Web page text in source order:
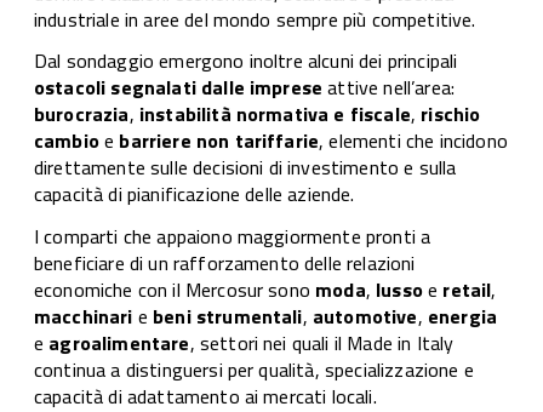
industriale in aree del mondo sempre più competitive.
Dal sondaggio emergono inoltre alcuni dei principali
ostacoli segnalati dalle imprese attive nell’area:
burocrazia, instabilità normativa e fiscale, rischio
cambioe barriere non tariffarie, elementi che incidono
direttamente sulle decisioni di investimento e sulla
capacità di pianificazione delle aziende.
I comparti che appaiono maggiormente pronti a
beneficiare di un rafforzamento delle relazioni
economiche con il Mercosur sono moda, lussoe retail,
macchinari e beni strumentali, automotive, energia
e agroalimentare, settori nei quali il Made in Italy
continua a distinguersi per qualità, specializzazione e
capacità di adattamento ai mercati locali.